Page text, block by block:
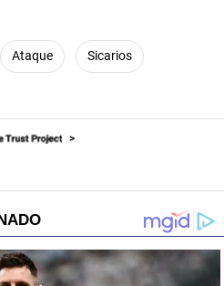
Ataque Sicarios